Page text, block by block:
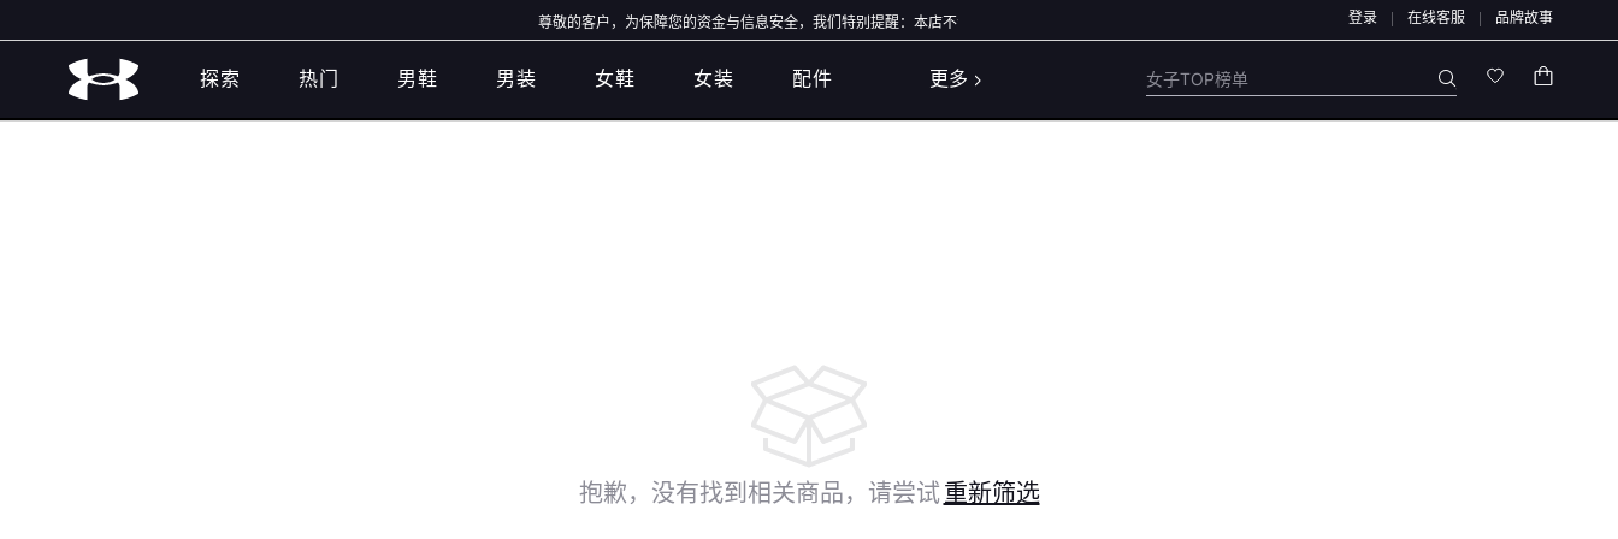
尊敬的客户，为保障您的资金与信息安全，我们特别提醒：本店不会开展任何刷单活动，本店任何售后/退款仅通过店铺官方通道办理，退款均原路退回，不会通过链接
登录 在线客服 品牌故事
探索 热门 男鞋 男装 女鞋 女装 配件 更多 女子TOP榜单
抱歉，没有找到相关商品，请尝试 重新筛选